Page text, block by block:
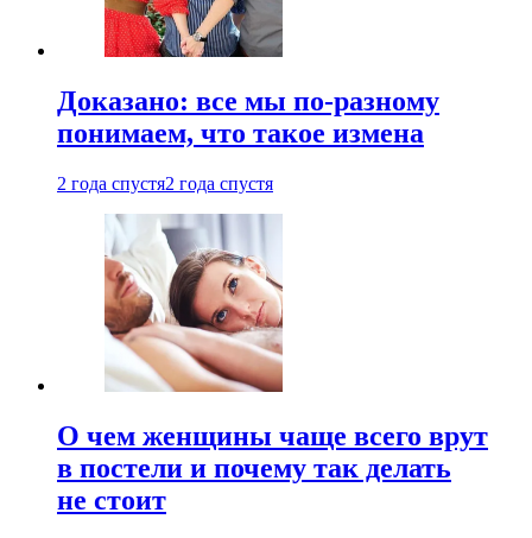
Доказано: все мы по-разному
понимаем, что такое измена
2 года спустя2 года спустя
О чем женщины чаще всего врут
в постели и почему так делать
не стоит